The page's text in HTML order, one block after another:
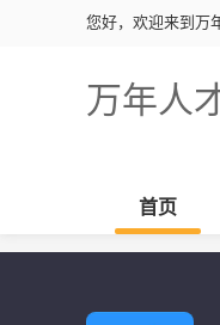
您好，欢迎来到万
万年人
首页